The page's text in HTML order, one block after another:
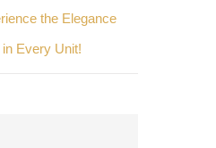
the Elegance
Every Unit!